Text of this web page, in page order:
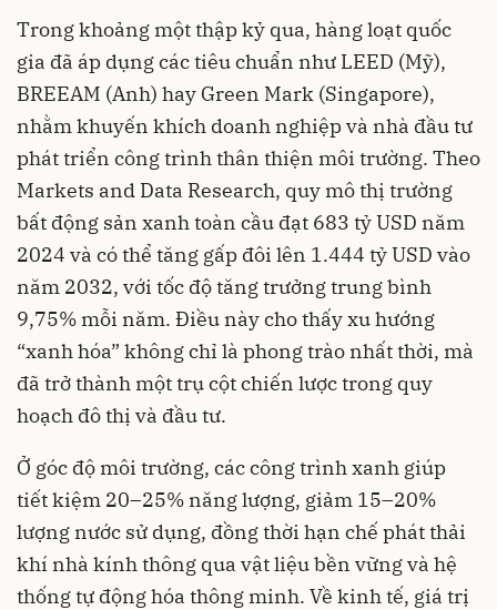
Trong khoảng một thập kỷ qua, hàng loạt quốc
gia đã áp dụng các tiêu chuẩn như LEED (Mỹ),
BREEAM (Anh) hay Green Mark (Singapore),
nhằm khuyến khích doanh nghiệp và nhà đầu tư
phát triển công trình thân thiện môi trường. Theo
Markets and Data Research, quy mô thị trường
bất động sản xanh toàn cầu đạt 683 tỷ USD năm
2024 và có thể tăng gấp đôi lên 1.444 tỷ USD vào
năm 2032, với tốc độ tăng trưởng trung bình
9,75% mỗi năm. Điều này cho thấy xu hướng
“xanh hóa” không chỉ là phong trào nhất thời, mà
đã trở thành một trụ cột chiến lược trong quy
hoạch đô thị và đầu tư.
Ở góc độ môi trường, các công trình xanh giúp
tiết kiệm 20–25% năng lượng, giảm 15–20%
lượng nước sử dụng, đồng thời hạn chế phát thải
khí nhà kính thông qua vật liệu bền vững và hệ
thống tự động hóa thông minh. Về kinh tế, giá trị